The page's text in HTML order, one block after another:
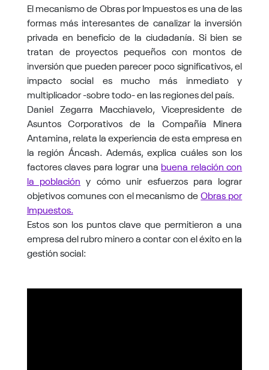
El mecanismo de Obras por Impuestos es una de las
formas más interesantes de canalizar la inversión
privada en beneficio de la ciudadanía. Si bien se
tratan de proyectos pequeños con montos de
inversión que pueden parecer poco significativos, el
impacto social es mucho más inmediato y
multiplicador -sobre todo- en las regiones del país.
Daniel Zegarra Macchiavelo, Vicepresidente de
Asuntos Corporativos de la Compañía Minera
Antamina, relata la experiencia de esta empresa en
la región Áncash. Además, explica cuáles son los
factores claves para lograr una buena relación con
la población y cómo unir esfuerzos para lograr
objetivos comunes con el mecanismo deObras por
Impuestos.
Estos son los puntos clave que permitieron a una
empresa del rubro minero a contar con el éxito en la
gestión social: